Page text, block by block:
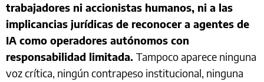
trabajadores ni accionistas humanos, ni a las
implicancias jurídicas de reconocer a agentes de
IA como operadores autónomos con
responsabilidad limitada. Tampoco aparece ninguna
voz crítica, ningún contrapeso institucional, ninguna